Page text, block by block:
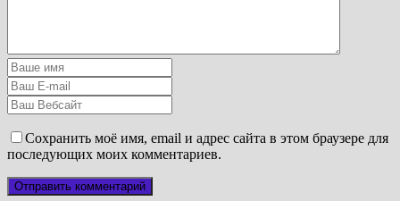
Сохранить моё имя, email и адрес сайта в этом браузере для
последующих моих комментариев.